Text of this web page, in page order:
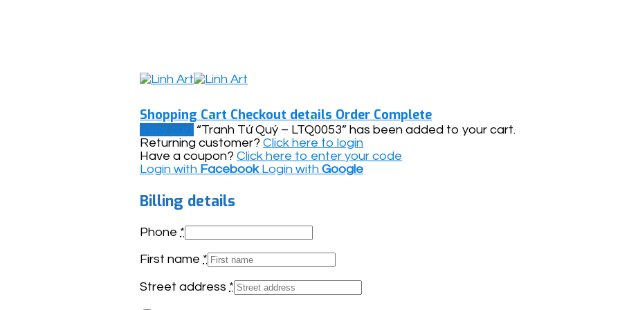
Shopping Cart Checkout details Order Complete
View cart “Tranh Tứ Quý – LTQ0053” has been added to your cart.
Returning customer? Click here to login
Have a coupon? Click here to enter your code
Login with Facebook Login with Google
Billing details
Phone *
First name *
Street address *